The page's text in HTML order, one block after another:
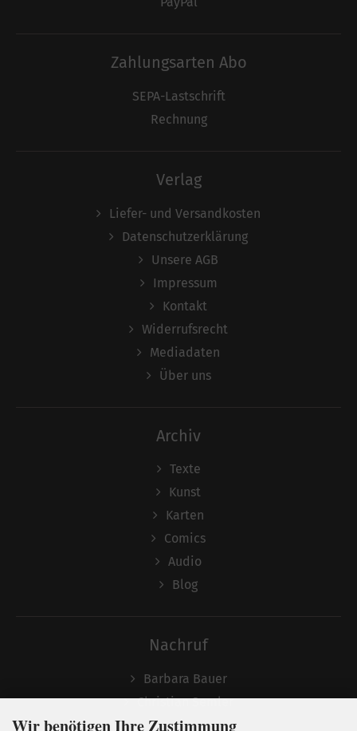
Zahlungsarten Abo
SEPA-Lastschrift
Rechnung
Verlag
Liefer- und Versandkosten
Datenschutzerklärung
Unsere AGB
Impressum
Kontakt
Widerrufsrecht
Mediadaten
Über uns
Archiv
Texte
Kunst
Karten
Comics
Audio
Blog
Nachruf
Barbara Bauer
Christian Semler
Wir benötigen Ihre Zustimmung